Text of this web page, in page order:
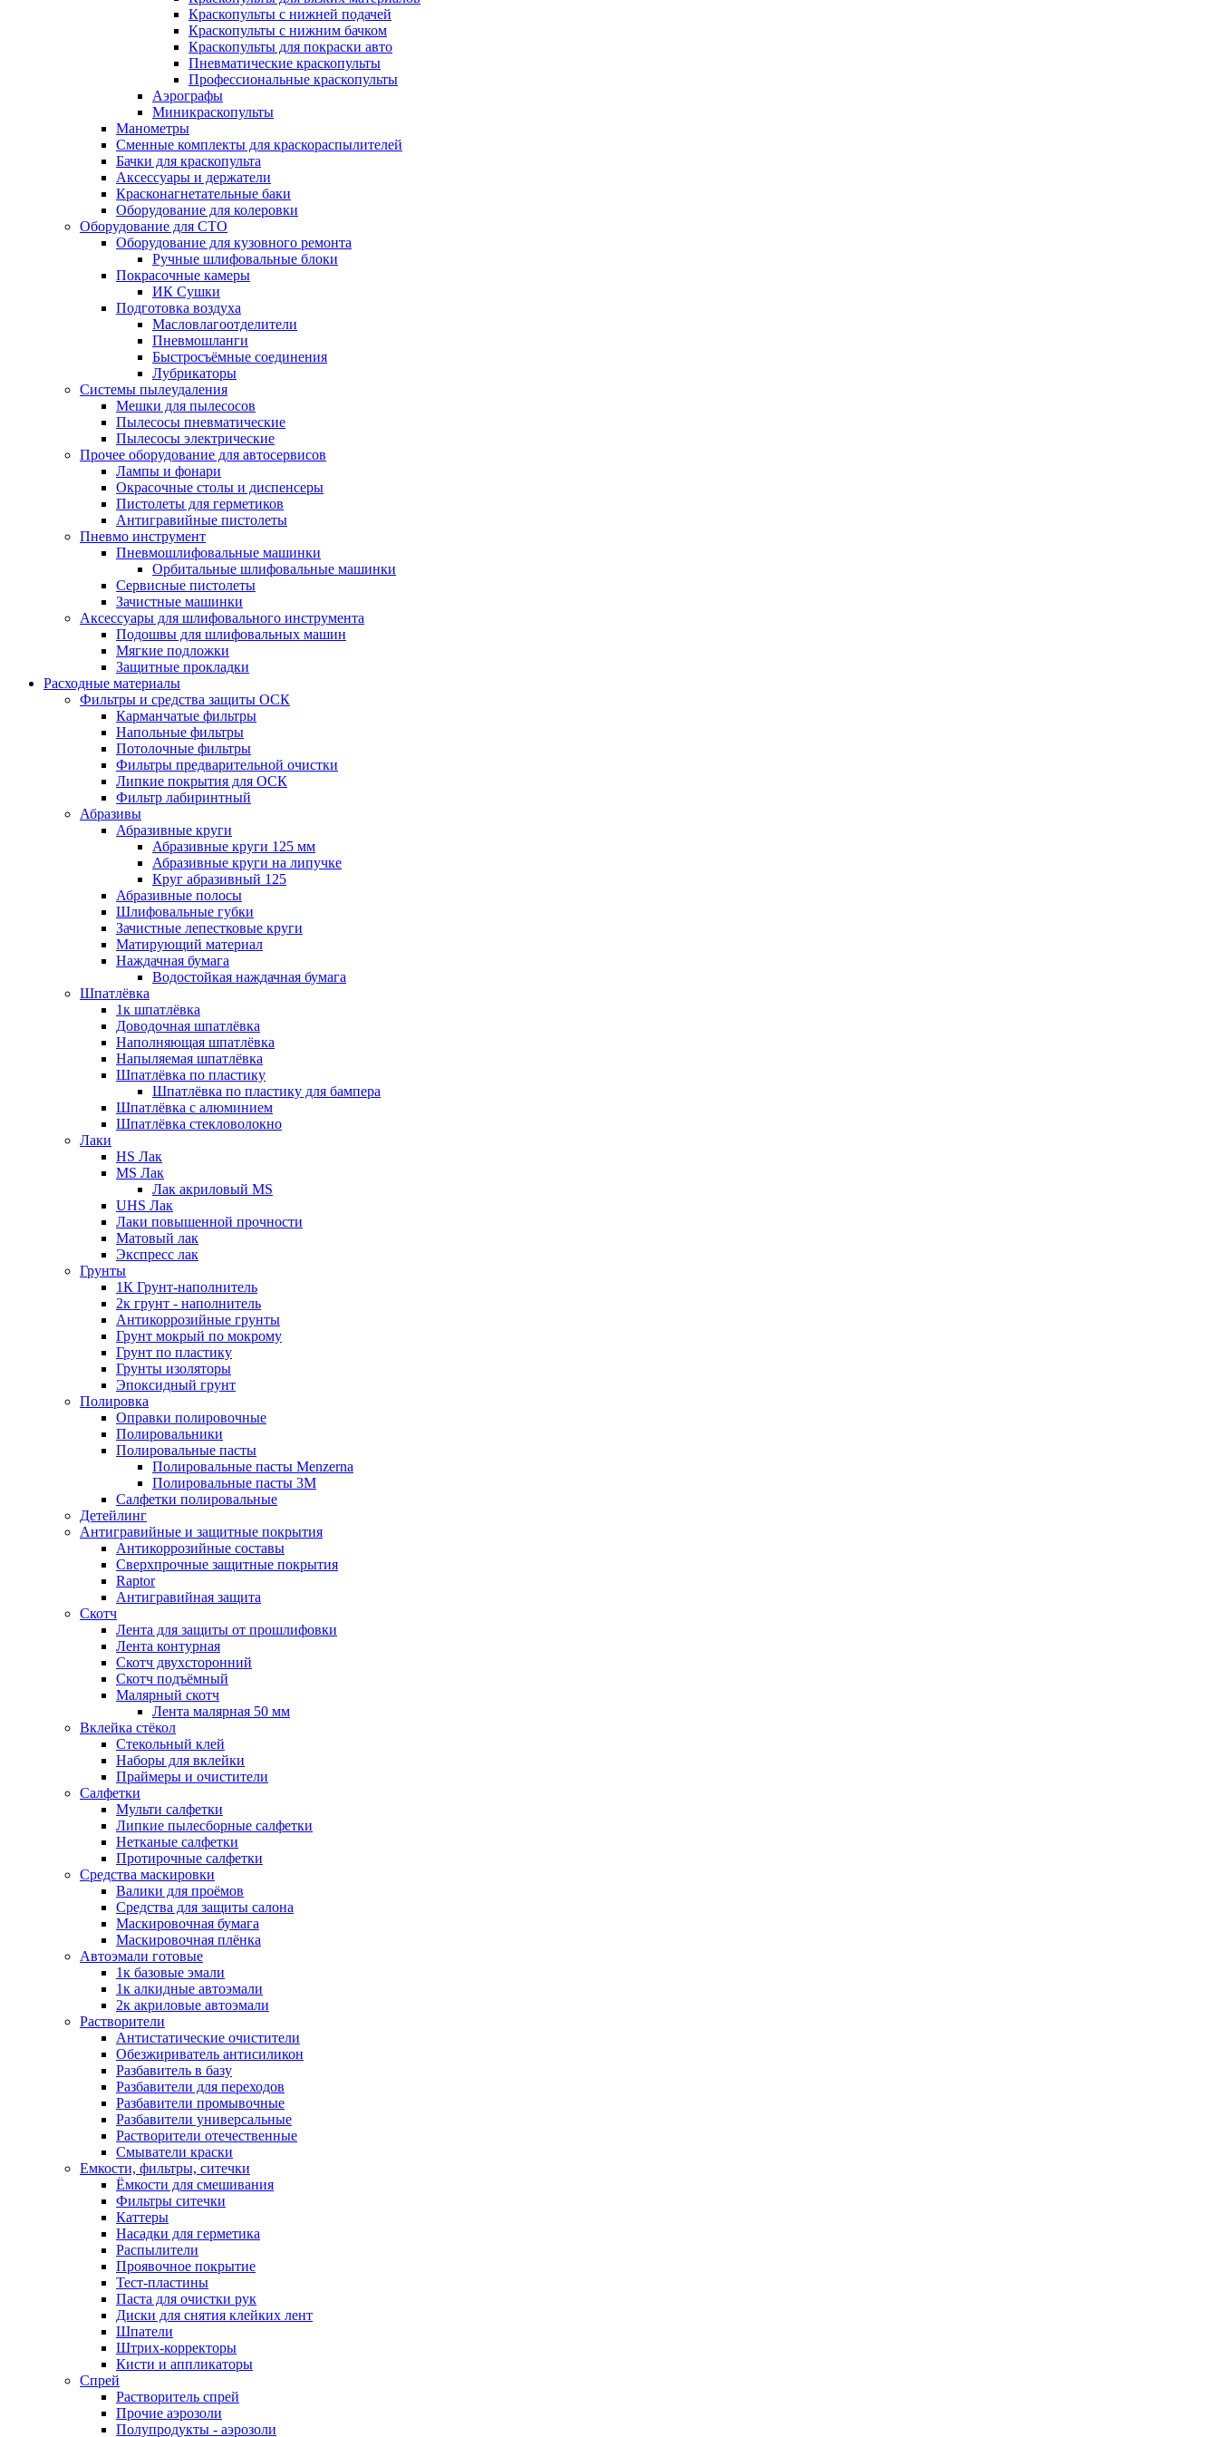
Краскопульты с нижней подачей
Краскопульты с нижним бачком
Краскопульты для покраски авто
Пневматические краскопульты
Профессиональные краскопульты
Аэрографы
Миникраскопульты
Манометры
Сменные комплекты для краскораспылителей
Бачки для краскопульта
Аксессуары и держатели
Красконагнетательные баки
Оборудование для колеровки
Оборудование для СТО
Оборудование для кузовного ремонта
Ручные шлифовальные блоки
Покрасочные камеры
ИК Сушки
Подготовка воздуха
Масловлагоотделители
Пневмошланги
Быстросъёмные соединения
Лубрикаторы
Системы пылеудаления
Мешки для пылесосов
Пылесосы пневматические
Пылесосы электрические
Прочее оборудование для автосервисов
Лампы и фонари
Окрасочные столы и диспенсеры
Пистолеты для герметиков
Антигравийные пистолеты
Пневмо инструмент
Пневмошлифовальные машинки
Орбитальные шлифовальные машинки
Сервисные пистолеты
Зачистные машинки
Аксессуары для шлифовального инструмента
Подошвы для шлифовальных машин
Мягкие подложки
Защитные прокладки
Расходные материалы
Фильтры и средства защиты ОСК
Карманчатые фильтры
Напольные фильтры
Потолочные фильтры
Фильтры предварительной очистки
Липкие покрытия для ОСК
Фильтр лабиринтный
Абразивы
Абразивные круги
Абразивные круги 125 мм
Абразивные круги на липучке
Круг абразивный 125
Абразивные полосы
Шлифовальные губки
Зачистные лепестковые круги
Матирующий материал
Наждачная бумага
Водостойкая наждачная бумага
Шпатлёвка
1к шпатлёвка
Доводочная шпатлёвка
Наполняющая шпатлёвка
Напыляемая шпатлёвка
Шпатлёвка по пластику
Шпатлёвка по пластику для бампера
Шпатлёвка с алюминием
Шпатлёвка стекловолокно
Лаки
HS Лак
MS Лак
Лак акриловый MS
UHS Лак
Лаки повышенной прочности
Матовый лак
Экспресс лак
Грунты
1К Грунт-наполнитель
2к грунт - наполнитель
Антикоррозийные грунты
Грунт мокрый по мокрому
Грунт по пластику
Грунты изоляторы
Эпоксидный грунт
Полировка
Оправки полировочные
Полировальники
Полировальные пасты
Полировальные пасты Menzerna
Полировальные пасты 3M
Салфетки полировальные
Детейлинг
Антигравийные и защитные покрытия
Антикоррозийные составы
Сверхпрочные защитные покрытия
Raptor
Антигравийная защита
Скотч
Лента для защиты от прошлифовки
Лента контурная
Скотч двухсторонний
Скотч подъёмный
Малярный скотч
Лента малярная 50 мм
Вклейка стёкол
Стекольный клей
Наборы для вклейки
Праймеры и очистители
Салфетки
Мульти салфетки
Липкие пылесборные салфетки
Нетканые салфетки
Протирочные салфетки
Средства маскировки
Валики для проёмов
Средства для защиты салона
Маскировочная бумага
Маскировочная плёнка
Автоэмали готовые
1к базовые эмали
1к алкидные автоэмали
2к акриловые автоэмали
Растворители
Антистатические очистители
Обезжириватель антисиликон
Разбавитель в базу
Разбавители для переходов
Разбавители промывочные
Разбавители универсальные
Растворители отечественные
Смыватели краски
Емкости, фильтры, ситечки
Ёмкости для смешивания
Фильтры ситечки
Каттеры
Насадки для герметика
Распылители
Проявочное покрытие
Тест-пластины
Паста для очистки рук
Диски для снятия клейких лент
Шпатели
Штрих-корректоры
Кисти и аппликаторы
Спрей
Растворитель спрей
Прочие аэрозоли
Полупродукты - аэрозоли